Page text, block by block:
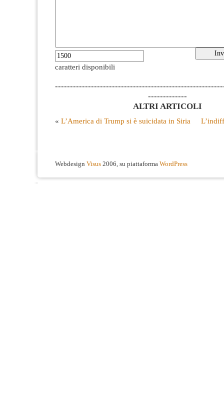
caratteri disponibili
-------------
ALTRI ARTICOLI
« L’America di Trump si è suicidata in Siria
Webdesign Visus 2006, su piattaforma WordPress